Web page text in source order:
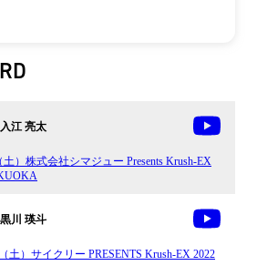
江 亮太
土）株式会社シマジュー Presents Krush-EX
川 瑛斗
土）サイクリー PRESENTS Krush-EX 2022